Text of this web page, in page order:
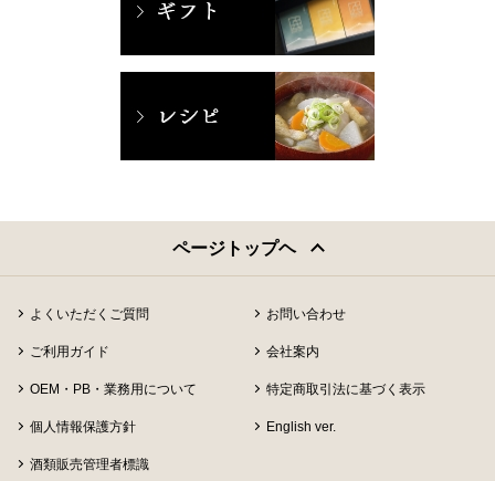
ページトップヘ
よくいただくご質問 お問い合わせ
ご利用ガイド 会社案内
OEM・PB・業務用について 特定商取引法に基づく表示
個人情報保護方針 English ver.
酒類販売管理者標識